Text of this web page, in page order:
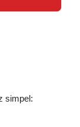
simpel: